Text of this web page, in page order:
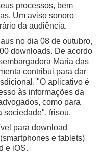
processos, bem
Um aviso sonoro
da audiência.
no dia 08 de outubro,
downloads. De acordo
Maria das
contribui para dar
"O aplicativo é
às informações da
como para
sociedade", frisou.
para download
e tablets)
e iOS.